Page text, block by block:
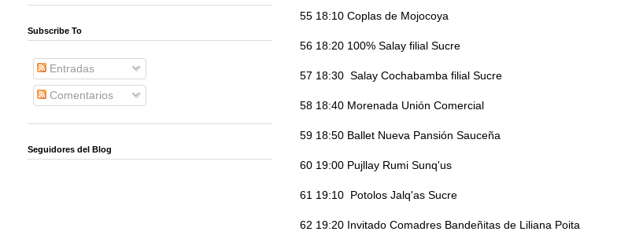
55 18:10 Coplas de Mojocoya
56 18:20 100% Salay filial Sucre
57 18:30 Salay Cochabamba filial Sucre
58 18:40 Morenada Unión Comercial
59 18:50 Ballet Nueva Pansión Sauceña
60 19:00 Pujllay Rumi Sunq'us
61 19:10 Potolos Jalq'as Sucre
62 19:20 Invitado Comadres Bandeñitas de Liliana Poita
Subscribe To
Entradas
Comentarios
Seguidores del Blog